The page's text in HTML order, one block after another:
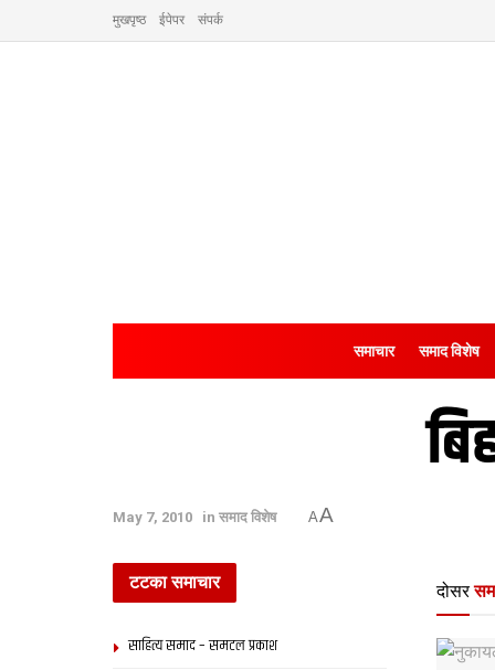
मुखपृष्ठ ईपेपर संपर्क
समाचार समाद विशेष
May 7, 2010 in समाद विशेष AA
दोसर
टटका समाचार
साहित्य समाद – समटल प्रकाश